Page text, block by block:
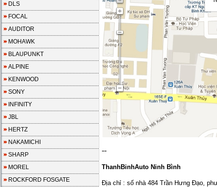
DLS
FOCAL
AUDITOR
MOHAWK
BLAUPUNKT
ALPINE
KENWOOD
SONY
INFINITY
JBL
HERTZ
NAKAMICHI
SHARP
MOREL
ROCKFORD FOSGATE
--
ThanhBinhAuto Ninh Bình
Địa chỉ : số nhà 484 Trần Hưng Đạo,